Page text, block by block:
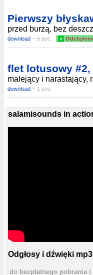
Pierwszy
przed burzą, bez
download ~ 5 sec. +
flet lotusowy #2,
malejący i narastający,
download ~ 1 sec.
salamisounds in
Odgłosy i dźwięki mp3
do bezpłatnego pobrania